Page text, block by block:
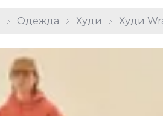
Одежда Худи Худи